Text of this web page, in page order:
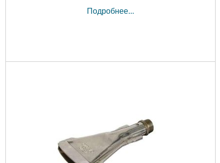
Подробнее...